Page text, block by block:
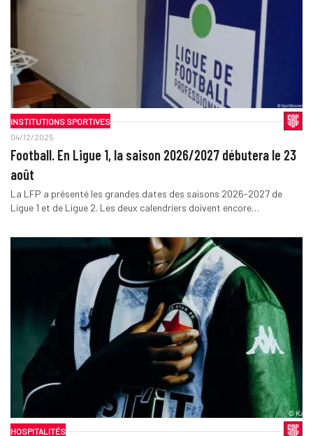
INSTITUTIONS SPORTIVES
04/12/2025
Football. En Ligue 1, la saison 2026/2027 débutera le 23
août
La LFP a présenté les grandes dates des saisons 2026-2027 de
Ligue 1 et de Ligue 2. Les deux calendriers doivent encore…
HOSPITALITÉS